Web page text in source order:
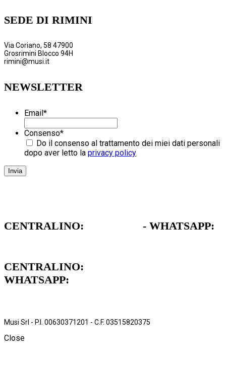
SEDE DI RIMINI
Via Coriano, 58 47900
Grosrimini Blocco 94H
rimini@musi.it
NEWSLETTER
Email*
Consenso*
Do il consenso al trattamento dei miei dati personali
dopo aver letto la privacy policy
CENTRALINO:
- WHATSAPP:
CENTRALINO:
WHATSAPP:
Musi Srl - P.I. 00630371201 - C.F. 03515820375
Close